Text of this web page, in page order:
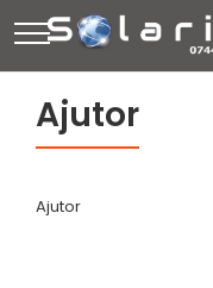
Ajutor
Ajutor